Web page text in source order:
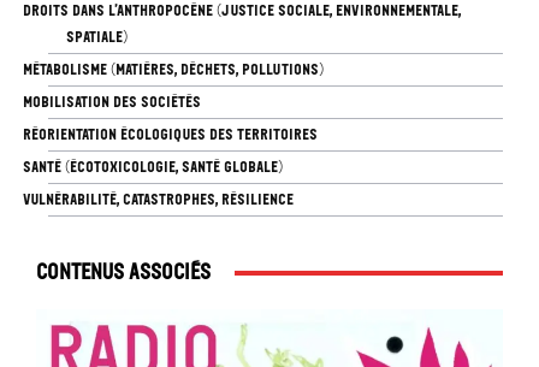
DROITS DANS L’ANTHROPOCÈNE (JUSTICE SOCIALE, ENVIRONNEMENTALE,
SPATIALE)
MÉTABOLISME (MATIÈRES, DÉCHETS, POLLUTIONS)
MOBILISATION DES SOCIÉTÉS
RÉORIENTATION ÉCOLOGIQUES DES TERRITOIRES
SANTÉ (ÉCOTOXICOLOGIE, SANTÉ GLOBALE)
VULNÉRABILITÉ, CATASTROPHES, RÉSILIENCE
Contenus associés